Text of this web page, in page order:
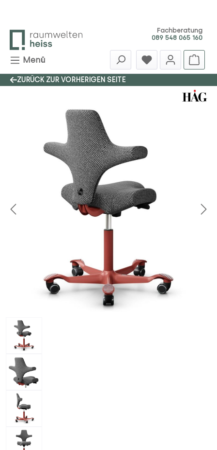
Fachberatung
089 548 065 160
Menü
ZURÜCK ZUR VORHERIGEN SEITE
Bildergalerie überspringen